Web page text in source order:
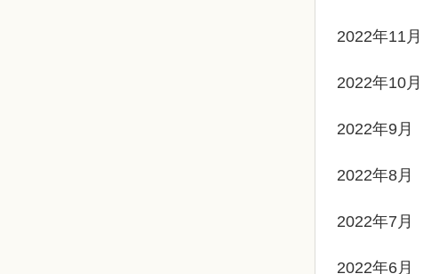
2022年11月
2022年10月
2022年9月
2022年8月
2022年7月
2022年6月